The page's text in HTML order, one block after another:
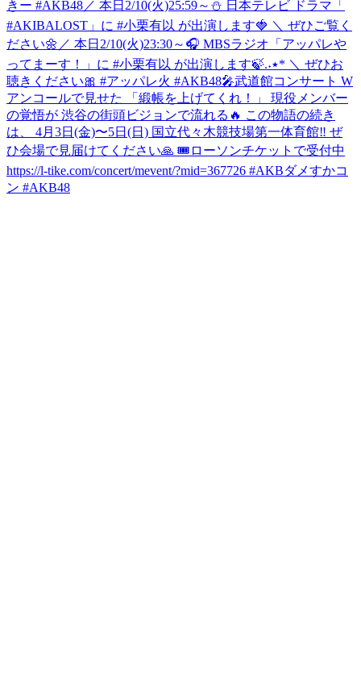
きー #AKB48／ 本日2/10(火)25:59～⛄ 日本テレビ ドラマ「
#AKIBALOST」に #小栗有以 が出演します🍓 ＼ ぜひご覧く
ださい🌼 ‎／ ‎本日2/10(火)23:30～🎧 ‎MBSラジオ「アッパレや
ってまーす！」に ‎⁦‪#小栗有以‬⁩ が出演します🍃.˖٭* ‎＼ ‎ぜひお
🎤武道館コンサート W
アンコールで見せた 「緞帳を上げてくれ！」 現役メンバー
の覚悟が 渋谷の街頭ビジョンで流れる🔥 この物語の続き
は、 4月3日(金)〜5日(日) 国立代々木競技場第一体育館‼️ ぜ
ひ会場で見届けてください🙏 🎟ローソンチケットで受付中
https://l-tike.com/concert/mevent/?mid=367726 #AKBダメすかコ
ン #AKB48